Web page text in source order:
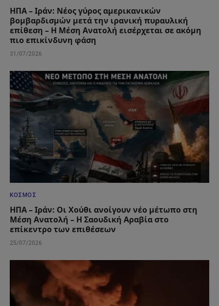
ΗΠΑ – Ιράν: Νέος γύρος αμερικανικών
βομβαρδισμών μετά την ιρανική πυραυλική
επίθεση – Η Μέση Ανατολή εισέρχεται σε ακόμη
πιο επικίνδυνη φάση
31/07/2026
ΚΌΣΜΟΣ
ΗΠΑ – Ιράν: Οι Χούθι ανοίγουν νέο μέτωπο στη
Μέση Ανατολή – Η Σαουδική Αραβία στο
επίκεντρο των επιθέσεων
25/07/2026